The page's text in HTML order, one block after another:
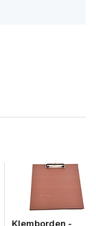
Klemborden -